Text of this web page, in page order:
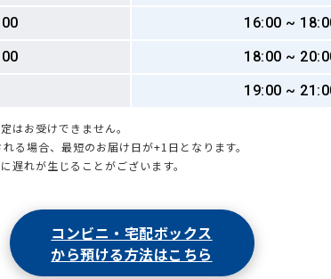
16:00 ~
18:00 ~
19:00 ~
はお受けできません。
る場合、最短のお届け日が+1日となります。
れが生じることがございます。
コンビニ・宅配ボックス
から預ける方法はこちら